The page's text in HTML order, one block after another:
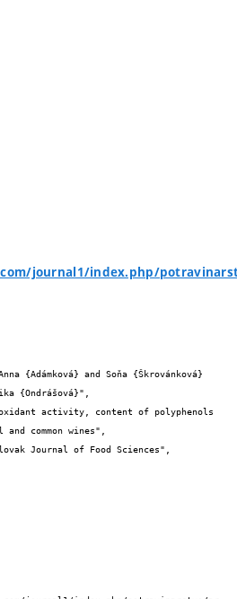
journal1/index.php/
{Ondrášová}",
common wines",